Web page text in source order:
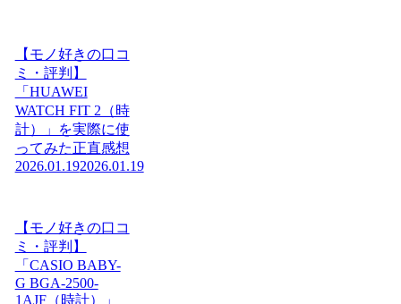
【モノ好きの口コ
ミ・評判】
「HUAWEI
WATCH FIT 2（時
計）」を実際に使
ってみた正直感想
2026.01.192026.01.19
【モノ好きの口コ
ミ・評判】
「CASIO BABY-
G BGA-2500-
1AJF（時計）」